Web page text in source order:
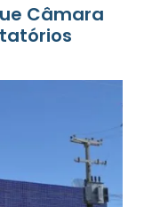
Câmara